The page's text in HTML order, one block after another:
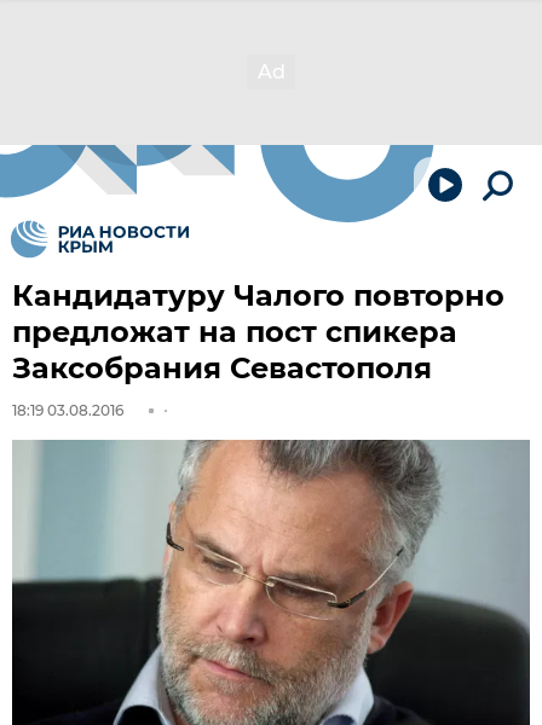
Кандидатуру Чалого повторно
предложат на пост спикера
Заксобрания Севастополя
18:19 03.08.2016